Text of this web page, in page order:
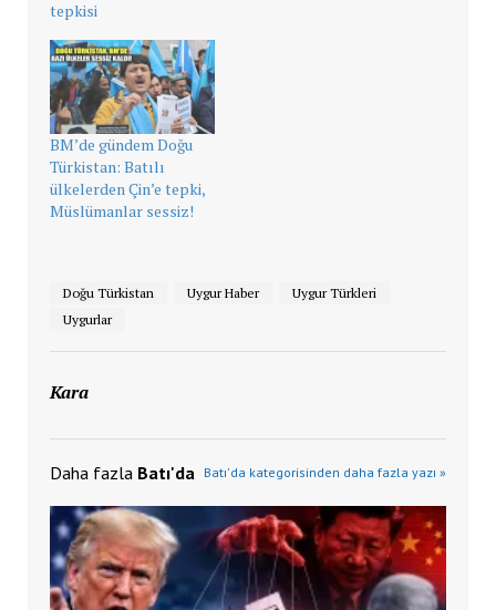
tepkisi
BM’de gündem Doğu
Türkistan: Batılı
ülkelerden Çin’e tepki,
Müslümanlar sessiz!
Doğu Türkistan Uygur Haber
Uygur Türkleri
Uygurlar
Kara
Daha fazla Batı'da Batı'da kategorisinden daha fazla yazı »